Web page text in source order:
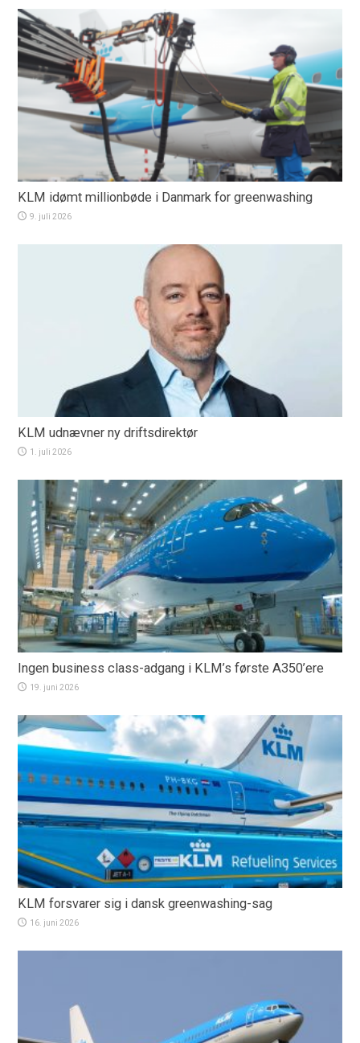
KLM idømt millionbøde i Danmark for greenwashing
9. juli 2026
KLM udnævner ny driftsdirektør
1. juli 2026
Ingen business class-adgang i KLM’s første A350’ere
19. juni 2026
KLM forsvarer sig i dansk greenwashing-sag
16. juni 2026